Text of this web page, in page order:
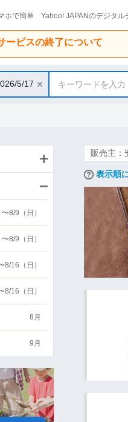
ホで簡単 Yahoo! JAPANのデジタル
ービスの終了について
5/17 キーワードを入力
販売主：
表示順
8/9（日）
8/9（日）
8/16（日）
8/16（日）
8月
9月